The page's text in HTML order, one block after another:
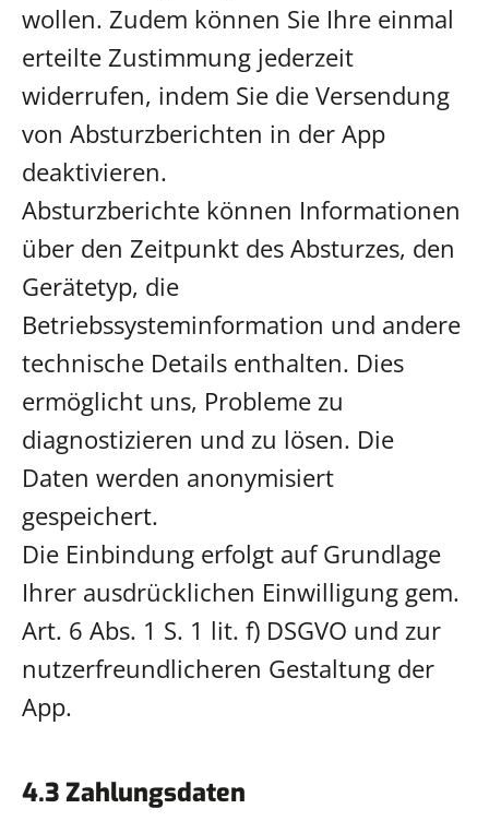
wollen. Zudem können Sie Ihre einmal
erteilte Zustimmung jederzeit
widerrufen, indem Sie die Versendung
von Absturzberichten in der App
deaktivieren.
Absturzberichte können Informationen
über den Zeitpunkt des Absturzes, den
Gerätetyp, die
Betriebssysteminformation und andere
technische Details enthalten. Dies
ermöglicht uns, Probleme zu
diagnostizieren und zu lösen. Die
Daten werden anonymisiert
gespeichert.
Die Einbindung erfolgt auf Grundlage
Ihrer ausdrücklichen Einwilligung gem.
Art. 6 Abs. 1 S. 1 lit. f) DSGVO und zur
nutzerfreundlicheren Gestaltung der
App.
4.3 Zahlungsdaten